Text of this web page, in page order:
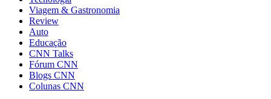
Viagem & Gastronomia
Review
Auto
Educação
CNN Talks
Fórum CNN
Blogs CNN
Colunas CNN